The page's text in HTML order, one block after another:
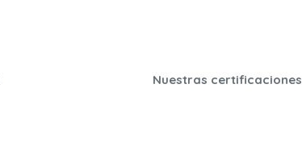
Nuestras certificaciones